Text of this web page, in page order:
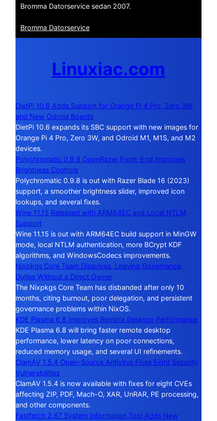
Bromma Datorservice sedan 2007.
Bromma Datorservice
Linuxiac.com
DietPi 10.6 Adds Support for Orange Pi 4 Pro, Zero 3W,
and New Odroid Boards
DietPi 10.6 expands its SBC support with new images for
Orange Pi 4 Pro, Zero 3W, and Odroid M1, M1S, and M2
devices.
Polychromatic 0.9.8 OpenRazer Front-End Improves
Brightness Controls
Polychromatic 0.9.8 is out with Razer Blade 16 (2023)
support, a smoother brightness slider, improved icon
lookups, and several fixes.
Wine 11.15 Released with ARM64EC and Local NTLM
Support
Wine 11.15 is out with ARM64EC build support in MinGW
mode, local NTLM authentication, more BCrypt KDF
algorithms, and WindowsCodecs improvements.
Nixpkgs Core Team Dissolves, Leaving Governance
Duties Without a Direct Owner
The Nixpkgs Core Team has disbanded after only 10
months, citing burnout, poor delegation, and persistent
governance problems within NixOS.
KDE Plasma 6.8 Improves Remote Desktop Performance
KDE Plasma 6.8 will bring faster remote desktop
performance, lower latency on poor connections,
reduced memory usage, and several UI refinements.
ClamAV 1.5.4 Open-Source Antivirus Fixes Eight Security
Vulnerabilities
ClamAV 1.5.4 is now available with fixes for eight CVEs
affecting ZIP, PDF, Mach-O, XAR, UnRAR, PE processing,
and other components.
Fastfetch 2.67 System Information Tool Adds New